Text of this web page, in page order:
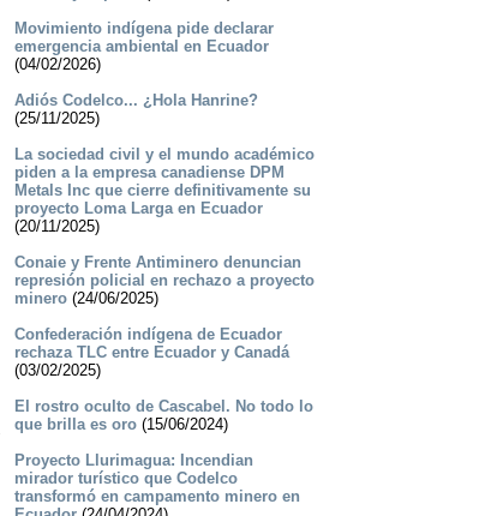
Movimiento indígena pide declarar
emergencia ambiental en Ecuador
(04/02/2026)
­Adiós Codelco... ¿Hola Hanrine?
(25/11/2025)
La sociedad civil y el mundo académico
piden a la empresa canadiense DPM
Metals Inc que cierre definitivamente su
proyecto Loma Larga en Ecuador
(20/11/2025)
Conaie y Frente Antiminero denuncian
represión policial en rechazo a proyecto
minero(24/06/2025)
Confederación indígena de Ecuador
rechaza TLC entre Ecuador y Canadá
(03/02/2025)
­El rostro oculto de Cascabel. No todo lo
que brilla es oro(15/06/2024)
Proyecto Llurimagua: Incendian
mirador turístico que Codelco
transformó en campamento minero en